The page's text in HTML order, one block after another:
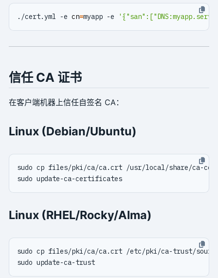
./cert.yml -e cn=myapp -e
信任 CA 证书
在客户端机器上信任自签名 CA：
Linux (Debian/Ubuntu)
sudo update-ca-certificates
Linux (RHEL/Rocky/Alma)
sudo update-ca-trust